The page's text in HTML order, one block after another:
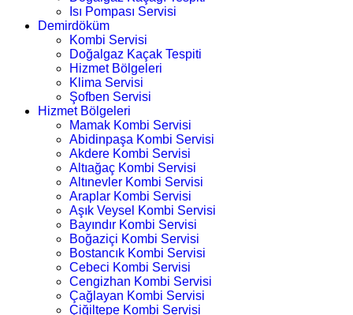
Isı Pompası Servisi
Demirdöküm
Kombi Servisi
Doğalgaz Kaçak Tespiti
Hizmet Bölgeleri
Klima Servisi
Şofben Servisi
Hizmet Bölgeleri
Mamak Kombi Servisi
Abidinpaşa Kombi Servisi
Akdere Kombi Servisi
Altıağaç Kombi Servisi
Altınevler Kombi Servisi
Araplar Kombi Servisi
Aşık Veysel Kombi Servisi
Bayındır Kombi Servisi
Boğaziçi Kombi Servisi
Bostancık Kombi Servisi
Cebeci Kombi Servisi
Cengizhan Kombi Servisi
Çağlayan Kombi Servisi
Çiğiltepe Kombi Servisi